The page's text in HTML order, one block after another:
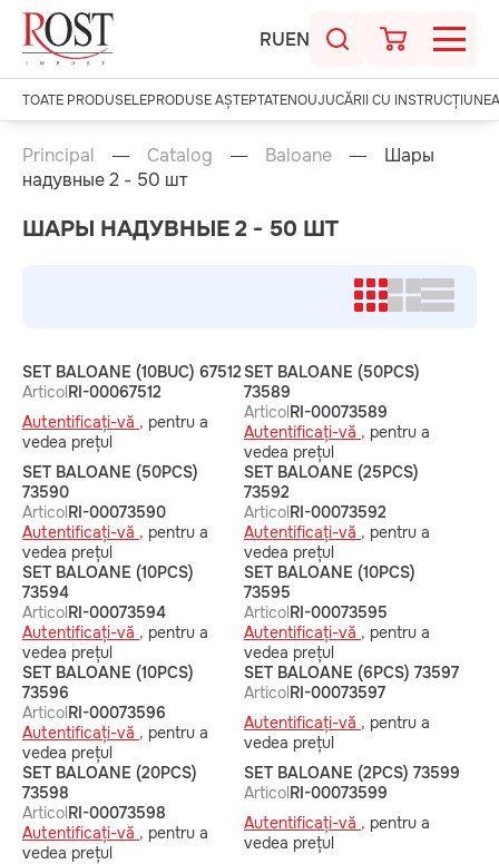
RUEN
TOATE PRODUSELEPRODUSE AȘTEPTATENOUJUCĂRII CU
Principal Catalog Baloane
Шары
надувные 2 - 50 шт
ШАРЫ НАДУВНЫЕ 2 - 50 ШТ
SET BALOANE (10BUC) 67512
ArticolRI-00067512
Autentificați-vă , pentru a
vedea prețul
SET BALOANE (50PCS)
73589
ArticolRI-00073589
Autentificați-vă , pentru a
vedea prețul
SET BALOANE (50PCS)
73590
ArticolRI-00073590
Autentificați-vă , pentru a
vedea prețul
SET BALOANE (25PCS)
73592
ArticolRI-00073592
Autentificați-vă , pentru a
vedea prețul
SET BALOANE (10PCS)
73594
ArticolRI-00073594
Autentificați-vă , pentru a
vedea prețul
SET BALOANE (10PCS)
73595
ArticolRI-00073595
Autentificați-vă , pentru a
vedea prețul
SET BALOANE (10PCS)
73596
ArticolRI-00073596
Autentificați-vă , pentru a
vedea prețul
SET BALOANE (6PCS) 73597
ArticolRI-00073597
Autentificați-vă , pentru a
vedea prețul
SET BALOANE (20PCS)
73598
ArticolRI-00073598
Autentificați-vă , pentru a
vedea prețul
SET BALOANE (2PCS) 73599
ArticolRI-00073599
Autentificați-vă , pentru a
vedea prețul